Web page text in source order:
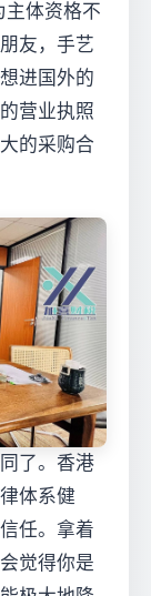
主体资格不
友，手艺
进国外的
营业执照
的采购合
了。香港
体系健
任。拿着
觉得你是